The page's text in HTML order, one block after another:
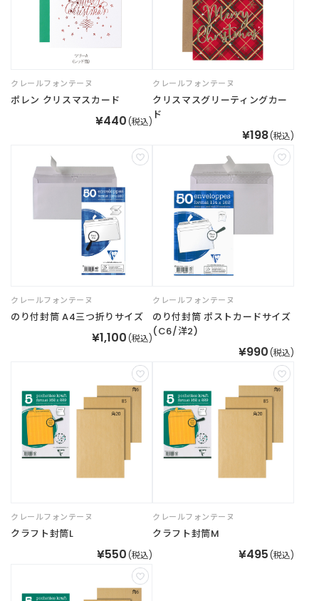
ら
せ
す
め
商
フ
ト
ご
利
ド
クレールフォンテーヌ
ポレン クリスマスカード
¥440 (税込)
クレールフォンテーヌ
クリスマスグリーティングカー
ド
¥198(税込)
クレールフォンテーヌ
のり付封筒 A4三つ折りサイズ
¥1,100 (税込)
クレールフォンテーヌ
のり付封筒 ポストカードサイズ
(C6/洋2)
¥990 (税込)
クレールフォンテーヌ
クラフト封筒L
¥550 (税込)
クレールフォンテーヌ
クラフト封筒M
¥495 (税込)